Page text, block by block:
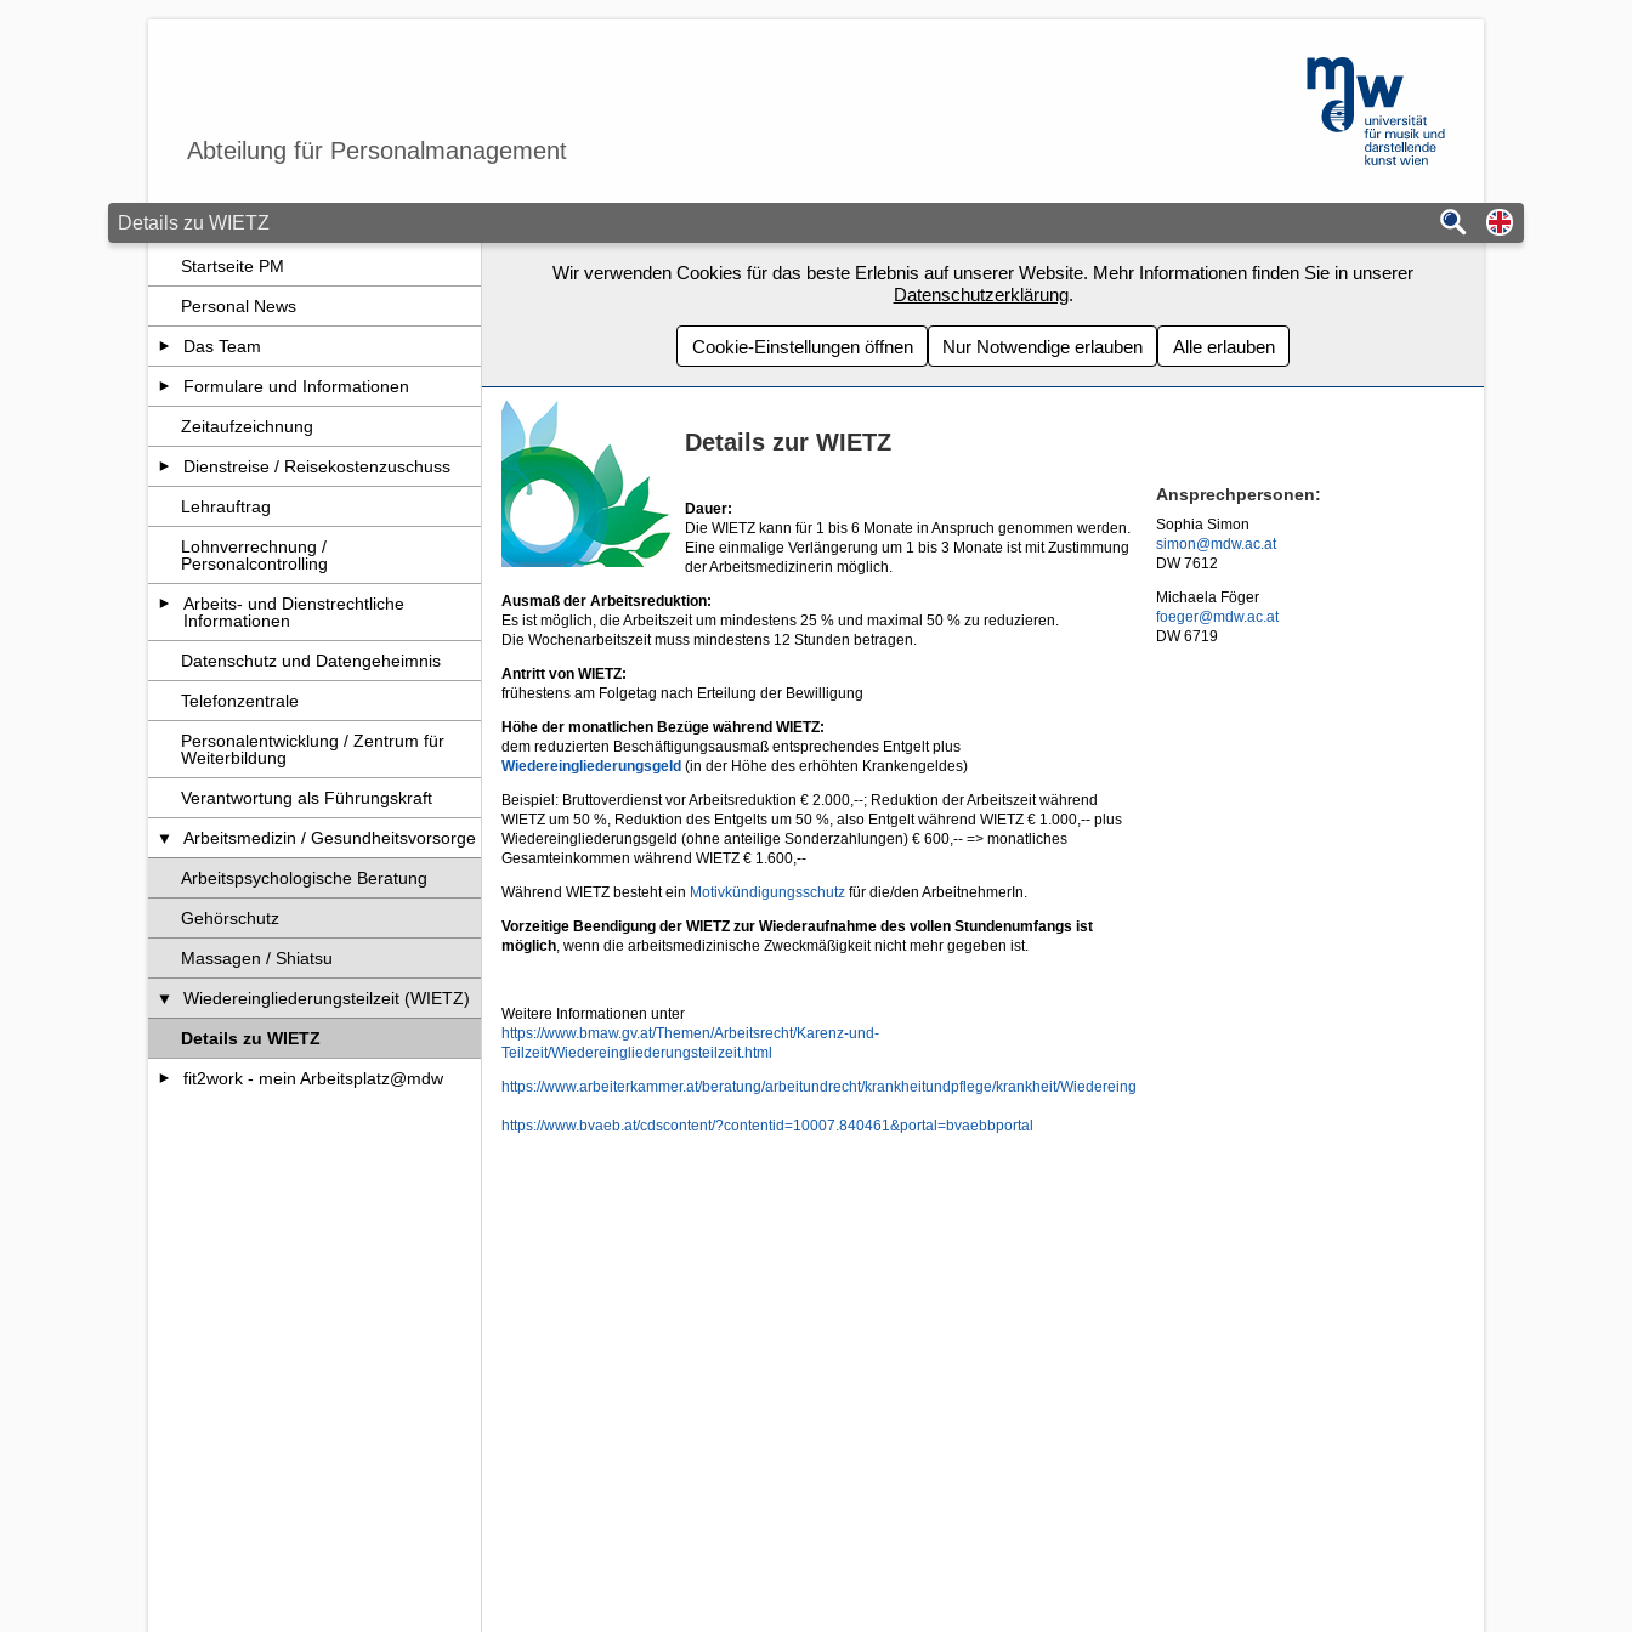
Abteilung für Personalmanagement
mdw - Homepage
Details zu WIETZ Switch to
Startseite PM
Personal News
Das Team
Formulare und Informationen
Zeitaufzeichnung
Dienstreise / Reisekostenzuschuss
Lehrauftrag
Lohnverrechnung /
Personalcontrolling
Arbeits- und Dienstrechtliche
Informationen
Datenschutz und Datengeheimnis
Telefonzentrale
Personalentwicklung / Zentrum für
Weiterbildung
Verantwortung als Führungskraft
Arbeitsmedizin / Gesundheitsvorsorge
Arbeitspsychologische Beratung
Gehörschutz
Massagen / Shiatsu
Wiedereingliederungsteilzeit (WIETZ)
Details zu WIETZ
fit2work - mein Arbeitsplatz@mdw
Wir verwenden Cookies für das beste Erlebnis auf unserer Website. Mehr Informationen finden Sie in unserer
Datenschutzerklärung.
Cookie-Einstellungen öffnen Nur Notwendige erlauben Alle erlauben
Details zur WIETZ
Dauer:
Die WIETZ kann für 1 bis 6 Monate in Anspruch genommen werden.
Eine einmalige Verlängerung um 1 bis 3 Monate ist mit Zustimmung
der Arbeitsmedizinerin möglich.
Ausmaß der Arbeitsreduktion:
Es ist möglich, die Arbeitszeit um mindestens 25 % und maximal 50 % zu reduzieren.
Die Wochenarbeitszeit muss mindestens 12 Stunden betragen.
Antritt von WIETZ:
frühestens am Folgetag nach Erteilung der Bewilligung
Höhe der monatlichen Bezüge während WIETZ:
dem reduzierten Beschäftigungsausmaß entsprechendes Entgelt plus
Wiedereingliederungsgeld (in der Höhe des erhöhten Krankengeldes)
Beispiel: Bruttoverdienst vor Arbeitsreduktion € 2.000,--; Reduktion der Arbeitszeit während
WIETZ um 50 %, Reduktion des Entgelts um 50 %, also Entgelt während WIETZ € 1.000,-- plus
Wiedereingliederungsgeld (ohne anteilige Sonderzahlungen) € 600,-- => monatliches
Gesamteinkommen während WIETZ € 1.600,--
Während WIETZ besteht ein Motivkündigungsschutz für die/den ArbeitnehmerIn.
Vorzeitige Beendigung der WIETZ zur Wiederaufnahme des vollen Stundenumfangs ist
möglich, wenn die arbeitsmedizinische Zweckmäßigkeit nicht mehr gegeben ist.
Weitere Informationen unter
https://www.bmaw.gv.at/Themen/Arbeitsrecht/Karenz-und-
Teilzeit/Wiedereingliederungsteilzeit.html
https://www.arbeiterkammer.at/beratung/arbeitundrecht/krankheitundpflege/krankheit/Wiedereingliederungsteilzeit.html
https://www.bvaeb.at/cdscontent/?contentid=10007.840461&portal=bvaebbportal
Ansprechpersonen:
Sophia Simon
simon@mdw.ac.at
DW 7612
Michaela Föger
foeger@mdw.ac.at
DW 6719